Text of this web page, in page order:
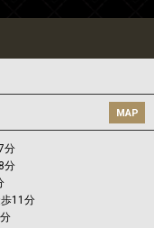
MAP
分
分
歩11分